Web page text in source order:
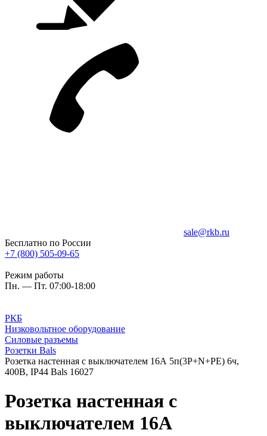
sale@rkb.ru
Бесплатно по России
+7 (800) 505-09-65
Режим работы
Пн. — Пт. 07:00-18:00
РКБ
Низковольтное оборудование
Силовые разъемы
Розетки Bals
Розетка настенная с выключателем 16А 5п(3P+N+PE) 6ч,
400В, IP44 Bals 16027
Розетка настенная с
выключателем 16А